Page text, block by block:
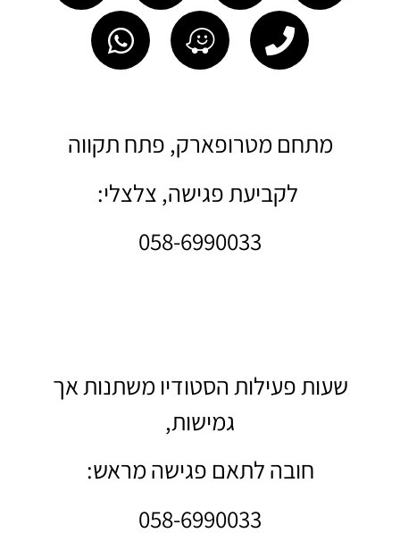
מתחם מטרופארק, פתח תקווה
לקביעת פגישה, צלצלי:
058-6990033
שעות פעילות הסטודיו משתנות אך
גמישות,
חובה לתאם פגישה מראש:
058-6990033